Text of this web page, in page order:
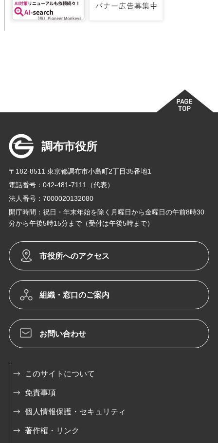
調布市役所
〒182-8511 東京都調布市小島町2丁目35番地1
電話番号：042-481-7111（代表）
法人番号：7000020132080
開庁時間：祝日・年末年始を除く月曜日から金曜日の午前8時30
分から午後5時15分まで（受付は午後5時まで）
市役所へのアクセス
組織・窓口のご案内
お問い合わせ
このサイトについて
免責事項
個人情報保護・セキュリティ
著作権・リンク